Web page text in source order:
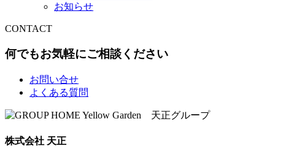
お知らせ
CONTACT
何でもお気軽にご相談ください
お問い合せ
よくある質問
株式会社 天正